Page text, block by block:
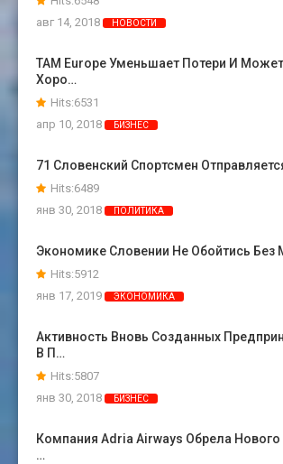
авг 14, 2018
НОВОСТИ
TAM Europe Уменьшает Потери И
Хоро…
Hits:6531
апр 10, 2018
БИЗНЕС
71 Словенский Спортсмен
Hits:6489
янв 30, 2018
ПОЛИТИКА
Экономике Словении Не Обойтись Без
Hits:5912
янв 17, 2019
ЭКОНОМИКА
Активность Вновь Созданных
В П…
Hits:5807
янв 30, 2018
БИЗНЕС
Компания Adria Airways Обрела
…